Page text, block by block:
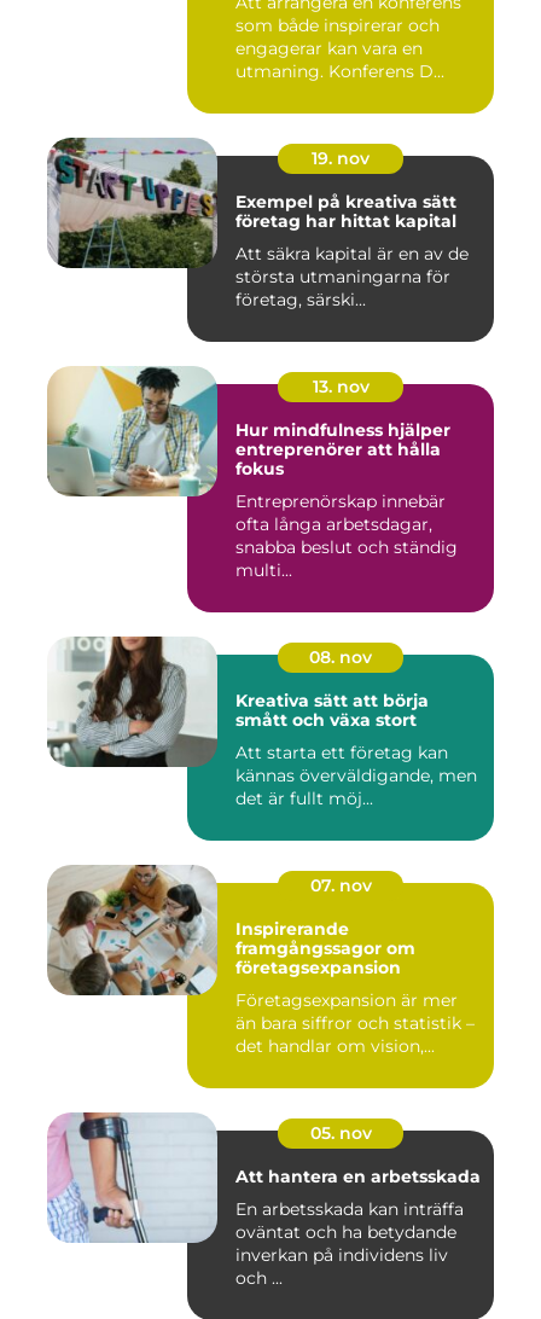
som både inspirerar och
engagerar kan vara en
utmaning. Konferens D...
19. nov
Exempel på kreativa sätt
företag har hittat kapital
Att säkra kapital är en av de
största utmaningarna för
företag, särski...
13. nov
Hur mindfulness hjälper
entreprenörer att hålla
fokus
Entreprenörskap innebär
ofta långa arbetsdagar,
snabba beslut och ständig
multi...
08. nov
Kreativa sätt att börja
smått och växa stort
Att starta ett företag kan
kännas överväldigande, men
det är fullt möj...
07. nov
Inspirerande
framgångssagor om
företagsexpansion
Företagsexpansion är mer
än bara siffror och statistik –
det handlar om vision,...
05. nov
Att hantera en arbetsskada
En arbetsskada kan inträffa
oväntat och ha betydande
inverkan på individens liv
och ...